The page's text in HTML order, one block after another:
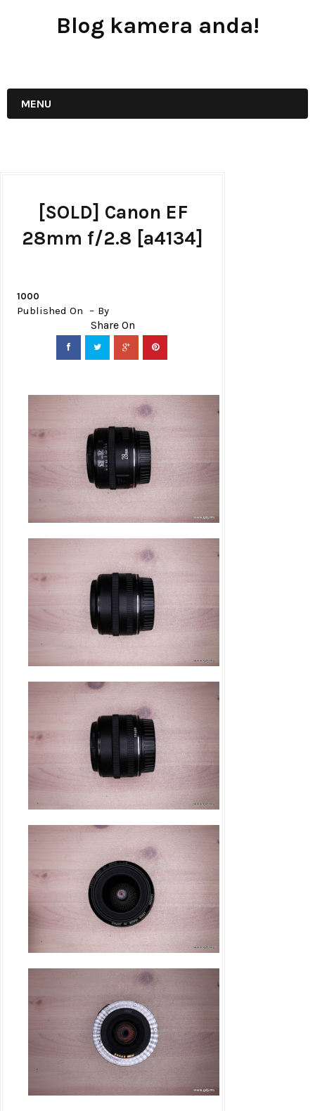
Blog kamera anda!
MENU
[SOLD] Canon EF
28mm f/2.8 [a4134]
1000
Published On By